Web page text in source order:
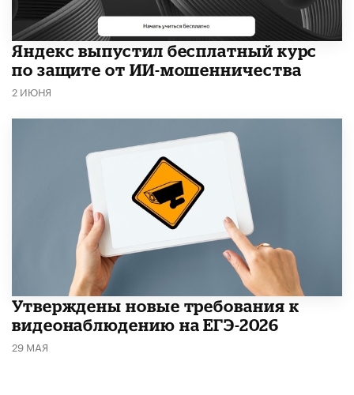
​Яндекс выпустил бесплатный курс
по защите от ИИ-мошенничества
2 ИЮНЯ
Утверждены новые требования к
видеонаблюдению на ЕГЭ-2026
29 МАЯ